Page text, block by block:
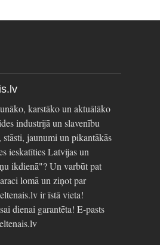
karstāko un aktuālāko
industrijā un slavenību
stāsti, jaunumi un pikantākās
ieskatīties Latvijas un
ikdienā"? Un varbūt pat
lomā un ziņot par
ir īstā vieta!
dienai garantēta! E-pasts